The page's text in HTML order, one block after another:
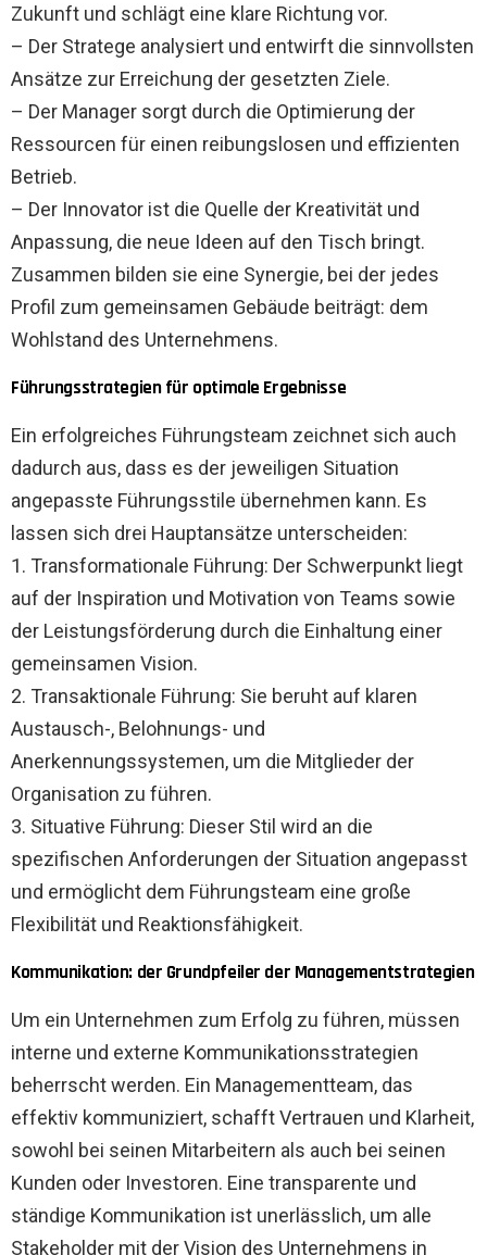
Zukunft und schlägt eine klare Richtung vor.
– Der Stratege analysiert und entwirft die sinnvollsten
Ansätze zur Erreichung der gesetzten Ziele.
– Der Manager sorgt durch die Optimierung der
Ressourcen für einen reibungslosen und effizienten
Betrieb.
– Der Innovator ist die Quelle der Kreativität und
Anpassung, die neue Ideen auf den Tisch bringt.
Zusammen bilden sie eine Synergie, bei der jedes
Profil zum gemeinsamen Gebäude beiträgt: dem
Wohlstand des Unternehmens.
Führungsstrategien für optimale Ergebnisse
Ein erfolgreiches Führungsteam zeichnet sich auch
dadurch aus, dass es der jeweiligen Situation
angepasste Führungsstile übernehmen kann. Es
lassen sich drei Hauptansätze unterscheiden:
1. Transformationale Führung: Der Schwerpunkt liegt
auf der Inspiration und Motivation von Teams sowie
der Leistungsförderung durch die Einhaltung einer
gemeinsamen Vision.
2. Transaktionale Führung: Sie beruht auf klaren
Austausch-, Belohnungs- und
Anerkennungssystemen, um die Mitglieder der
Organisation zu führen.
3. Situative Führung: Dieser Stil wird an die
spezifischen Anforderungen der Situation angepasst
und ermöglicht dem Führungsteam eine große
Flexibilität und Reaktionsfähigkeit.
Kommunikation: der Grundpfeiler der Managementstrategien
Um ein Unternehmen zum Erfolg zu führen, müssen
interne und externe Kommunikationsstrategien
beherrscht werden. Ein Managementteam, das
effektiv kommuniziert, schafft Vertrauen und Klarheit,
sowohl bei seinen Mitarbeitern als auch bei seinen
Kunden oder Investoren. Eine transparente und
ständige Kommunikation ist unerlässlich, um alle
Stakeholder mit der Vision des Unternehmens in